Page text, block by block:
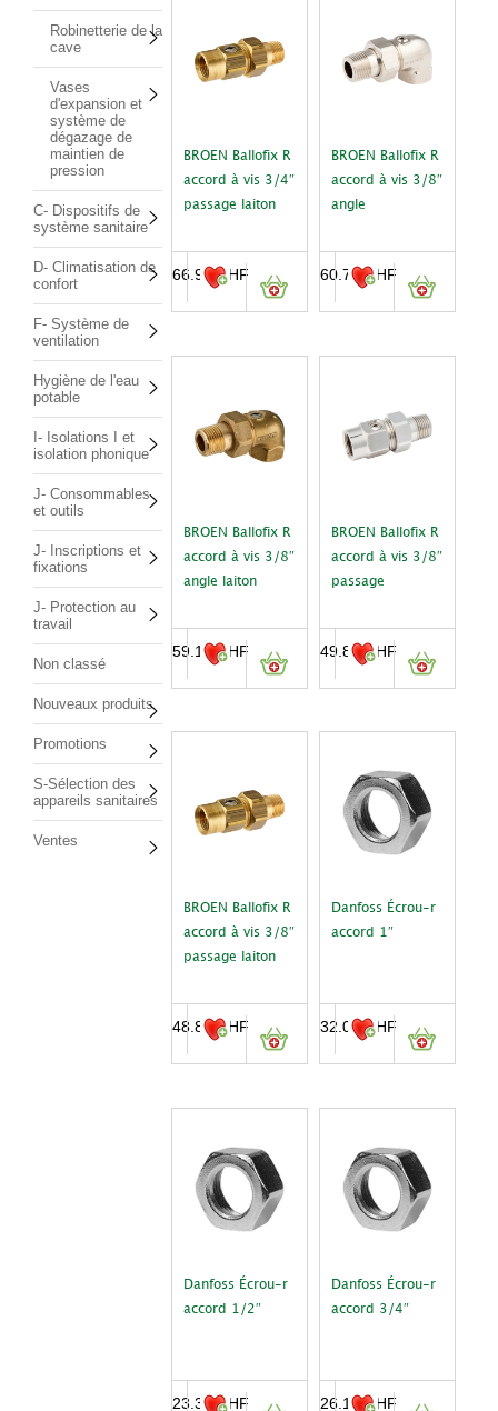
Robinetterie de la
cave
Vases
d'expansion et
système de
dégazage de
maintien de
pression
C- Dispositifs de
système sanitaire
D- Climatisation de
confort
F- Système de
ventilation
Hygiène de l'eau
potable
I- Isolations I et
isolation phonique
J- Consommables
et outils
J- Inscriptions et
fixations
J- Protection au
travail
Non classé
Nouveaux produits
Promotions
S-Sélection des
appareils sanitaires
Ventes
BROEN Ballofix R
accord à vis 3/4″
passage laiton
66.90CHF
BROEN Ballofix R
accord à vis 3/8″
angle
60.70CHF
BROEN Ballofix R
accord à vis 3/8″
angle laiton
59.10CHF
BROEN Ballofix R
accord à vis 3/8″
passage
49.80CHF
BROEN Ballofix R
accord à vis 3/8″
passage laiton
48.80CHF
Danfoss Écrou-r
accord 1″
32.00CHF
Danfoss Écrou-r
accord 1/2″
23.30CHF
Danfoss Écrou-r
accord 3/4″
26.10CHF